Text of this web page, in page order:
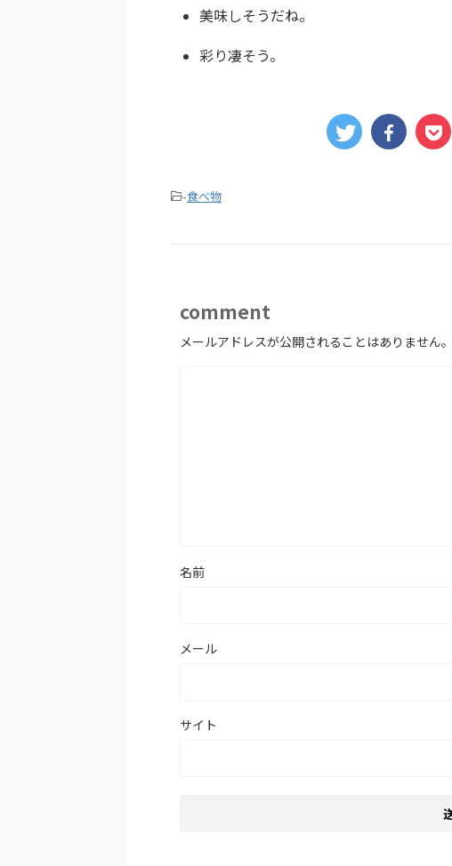
美味しそうだね。
彩り凄そう。
-食べ物
comment
メールアドレスが公開されることはありません。
名前
メール
サイト